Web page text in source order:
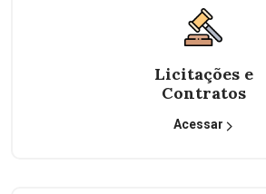
Licitações e
Contratos
Acessar